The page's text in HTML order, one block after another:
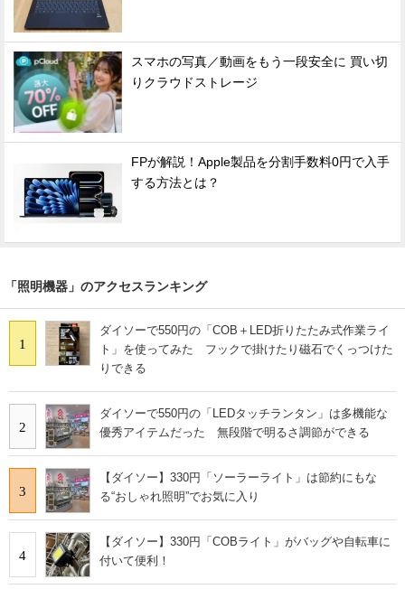
スマホの写真／動画をもう一段安全に 買い切
りクラウドストレージ
FPが解説！Apple製品を分割手数料0円で入手
する方法とは？
「照明機器」のアクセスランキング
1
ダイソーで550円の「COB＋LED折りたたみ式作業ライ
ト」を使ってみた フックで掛けたり磁石でくっつけた
りできる
2
ダイソーで550円の「LEDタッチランタン」は多機能な
優秀アイテムだった 無段階で明るさ調節ができる
3
【ダイソー】330円「ソーラーライト」は節約にもな
る“おしゃれ照明”でお気に入り
4
【ダイソー】330円「COBライト」がバッグや自転車に
付いて便利！